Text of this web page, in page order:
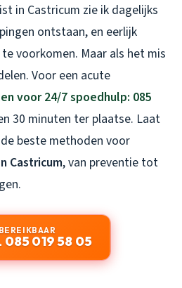
in Castricum zie ik dagelijks
ontstaan, en eerlijk
voorkomen. Maar als het mis
Voor een acute
voor 24/7 spoedhulp: 085
30 minuten ter plaatse. Laat
beste methoden voor
Castricum, van preventie tot
085 019 58 05